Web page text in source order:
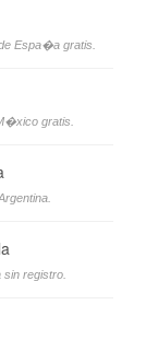
Espa�a gratis.
gratis.
sin registro.